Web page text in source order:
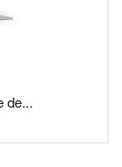
de...